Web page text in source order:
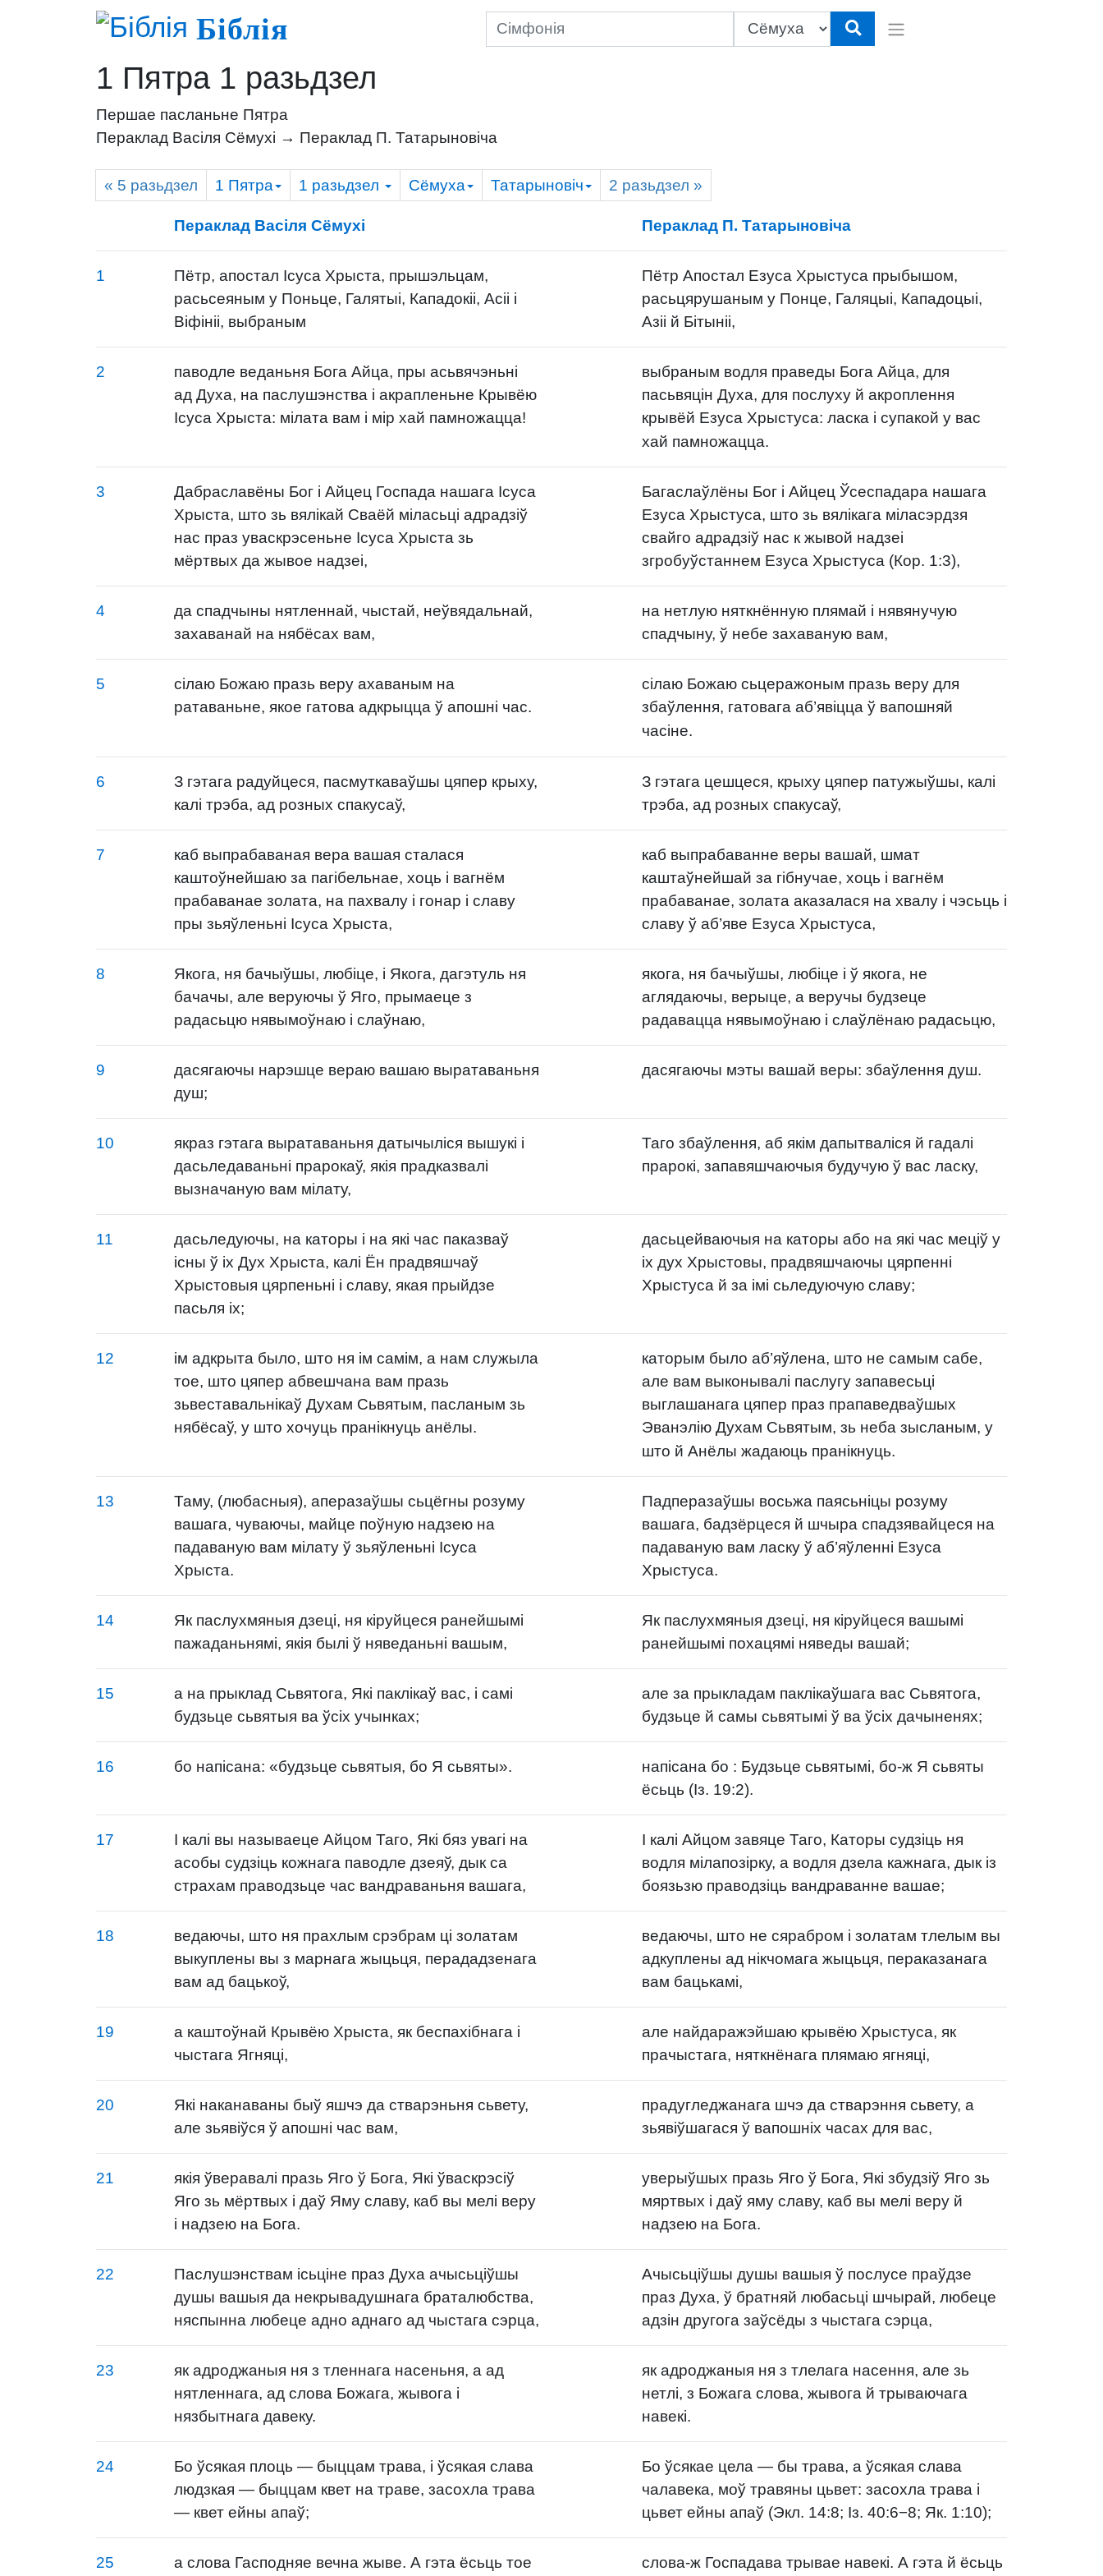
Біблія
1 Пятра 1 разьдзел
Першае пасланьне Пятра
Пераклад Васіля Сёмухі → Пераклад П. Татарыновіча
« 5 разьдзел 1 Пятра 1 разьдзел Сёмуха Татарыновіч 2 разьдзел »
Пераклад Васіля Сёмухі Пераклад П. Татарыновіча
1
Пётр, апостал Ісуса Хрыста, прышэльцам,
расьсеяным у Поньце, Галятыі, Кападокіі, Асіі і
Віфініі, выбраным
Пётр Апостал Езуса Хрыстуса прыбышом,
расьцярушаным у Понце, Галяцыі, Кападоцыі,
Азіі й Бітыніі,
2
паводле веданьня Бога Айца, пры асьвячэньні
ад Духа, на паслушэнства і акрапленьне Крывёю
Ісуса Хрыста: мілата вам і мір хай памножацца!
выбраным водля праведы Бога Айца, для
пасьвяцін Духа, для послуху й акроплення
крывёй Езуса Хрыстуса: ласка і супакой у вас
хай памножацца.
3
Дабраславёны Бог і Айцец Госпада нашага Ісуса
Хрыста, што зь вялікай Сваёй міласьці адрадзіў
нас праз уваскрэсеньне Ісуса Хрыста зь
мёртвых да жывое надзеі,
Багаслаўлёны Бог і Айцец Ўсеспадара нашага
Езуса Хрыстуса, што зь вялікага міласэрдзя
свайго адрадзіў нас к жывой надзеі
згробуўстаннем Езуса Хрыстуса (Кор. 1:3),
4
да спадчыны нятленнай, чыстай, неўвядальнай,
захаванай на нябёсах вам,
на нетлую няткнённую плямай і нявянучую
спадчыну, ў небе захаваную вам,
5
сілаю Божаю празь веру ахаваным на
ратаваньне, якое гатова адкрыцца ў апошні час.
сілаю Божаю сьцеражоным празь веру для
збаўлення, гатовага аб’явіцца ў вапошняй
часіне.
6
З гэтага радуйцеся, пасмуткаваўшы цяпер крыху,
калі трэба, ад розных спакусаў,
З гэтага цешцеся, крыху цяпер патужыўшы, калі
трэба, ад розных спакусаў,
7
каб выпрабаваная вера вашая сталася
каштоўнейшаю за пагібельнае, хоць і вагнём
прабаванае золата, на пахвалу і гонар і славу
пры зьяўленьні Ісуса Хрыста,
каб выпрабаванне веры вашай, шмат
каштаўнейшай за гібнучае, хоць і вагнём
прабаванае, золата аказалася на хвалу і чэсьць і
славу ў аб’яве Езуса Хрыстуса,
8
Якога, ня бачыўшы, любіце, і Якога, дагэтуль ня
бачачы, але веруючы ў Яго, прымаеце з
радасьцю нявымоўнаю і слаўнаю,
якога, ня бачыўшы, любіце і ў якога, не
аглядаючы, верыце, а веручы будзеце
радавацца нявымоўнаю і слаўлёнаю радасьцю,
9
дасягаючы нарэшце вераю вашаю выратаваньня
душ;
дасягаючы мэты вашай веры: збаўлення душ.
10
якраз гэтага выратаваньня датычыліся вышукі і
дасьледаваньні прарокаў, якія прадказвалі
вызначаную вам мілату,
Таго збаўлення, аб якім дапытваліся й гадалі
прарокі, запавяшчаючыя будучую ў вас ласку,
11
дасьледуючы, на каторы і на які час паказваў
існы ў іх Дух Хрыста, калі Ён прадвяшчаў
Хрыстовыя цярпеньні і славу, якая прыйдзе
пасьля іх;
дасьцейваючыя на каторы або на які час меціў у
іх дух Хрыстовы, прадвяшчаючы цярпенні
Хрыстуса й за імі сьледуючую славу;
12
ім адкрыта было, што ня ім самім, а нам служыла
тое, што цяпер абвешчана вам празь
зьвеставальнікаў Духам Сьвятым, пасланым зь
нябёсаў, у што хочуць пранікнуць анёлы.
каторым было аб’яўлена, што не самым сабе,
але вам выконывалі паслугу запавесьці
выглашанага цяпер праз прапаведваўшых
Эванэлію Духам Сьвятым, зь неба зысланым, у
што й Анёлы жадаюць пранікнуць.
13
Таму, (любасныя), аперазаўшы сьцёгны розуму
вашага, чуваючы, майце поўную надзею на
падаваную вам мілату ў зьяўленьні Ісуса
Хрыста.
Падперазаўшы восьжа паясьніцы розуму
вашага, бадзёрцеся й шчыра спадзявайцеся на
падаваную вам ласку ў аб’яўленні Езуса
Хрыстуса.
14
Як паслухмяныя дзеці, ня кіруйцеся ранейшымі
пажаданьнямі, якія былі ў няведаньні вашым,
Як паслухмяныя дзеці, ня кіруйцеся вашымі
ранейшымі похацямі няведы вашай;
15
а на прыклад Сьвятога, Які паклікаў вас, і самі
будзьце сьвятыя ва ўсіх учынках;
але за прыкладам паклікаўшага вас Сьвятога,
будзьце й самы сьвятымі ў ва ўсіх дачыненях;
16 бо напісана: «будзьце сьвятыя, бо Я сьвяты».
напісана бо : Будзьце сьвятымі, бо-ж Я сьвяты
ёсьць (Із. 19:2).
17
І калі вы называеце Айцом Таго, Які бяз увагі на
асобы судзіць кожнага паводле дзеяў, дык са
страхам праводзьце час вандраваньня вашага,
І калі Айцом завяце Таго, Каторы судзіць ня
водля мілапозірку, а водля дзела кажнага, дык із
боязьзю праводзіць вандраванне вашае;
18
ведаючы, што ня прахлым срэбрам ці золатам
выкуплены вы з марнага жыцьця, перададзенага
вам ад бацькоў,
ведаючы, што не сярабром і золатам тлелым вы
адкуплены ад нікчомага жыцьця, пераказанага
вам бацькамі,
19
а каштоўнай Крывёю Хрыста, як беспахібнага і
чыстага Ягняці,
але найдаражэйшаю крывёю Хрыстуса, як
прачыстага, няткнёнага плямаю ягняці,
20
Які наканаваны быў яшчэ да стварэньня сьвету,
але зьявіўся ў апошні час вам,
прадугледжанага шчэ да стварэння сьвету, а
зьявіўшагася ў вапошніх часах для вас,
21
якія ўверавалі празь Яго ў Бога, Які ўваскрэсіў
Яго зь мёртвых і даў Яму славу, каб вы мелі веру
і надзею на Бога.
уверыўшых празь Яго ў Бога, Які збудзіў Яго зь
мяртвых і даў яму славу, каб вы мелі веру й
надзею на Бога.
22
Паслушэнствам ісьціне праз Духа ачысьціўшы
душы вашыя да некрывадушнага браталюбства,
няспынна любеце адно аднаго ад чыстага сэрца,
Ачысьціўшы душы вашыя ў послусе праўдзе
праз Духа, ў братняй любасьці шчырай, любеце
адзін другога заўсёды з чыстага сэрца,
23
як адроджаныя ня з тленнага насеньня, а ад
нятленнага, ад слова Божага, жывога і
нязбытнага давеку.
як адроджаныя ня з тлелага насення, але зь
нетлі, з Божага слова, жывога й трываючага
навекі.
24
Бо ўсякая плоць — быццам трава, і ўсякая слава
людзкая — быццам квет на траве, засохла трава
— квет ейны апаў;
Бо ўсякае цела — бы трава, а ўсякая слава
чалавека, моў травяны цьвет: засохла трава і
цьвет ейны апаў (Экл. 14:8; Із. 40:6−8; Як. 1:10);
25 а слова Гасподняе вечна жыве. А гэта ёсьць тое слова-ж Госпадава трывае навекі. А гэта й ёсьць